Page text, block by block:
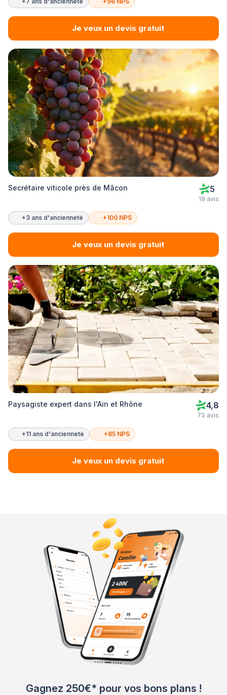
Je veux un devis gratuit
Secrétaire viticole près de Mâcon 5
19 avis
+3 ans d'ancienneté +100 NPS
Je veux un devis gratuit
Paysagiste expert dans l'Ain et Rhône 4,8
75 avis
+11 ans d'ancienneté +85 NPS
Je veux un devis gratuit
Gagnez 250€* pour vos bons plans !